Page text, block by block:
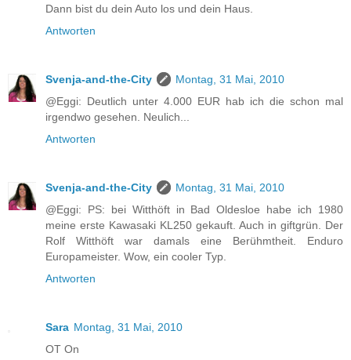
Dann bist du dein Auto los und dein Haus.
Antworten
Svenja-and-the-City
Montag, 31 Mai, 2010
@Eggi: Deutlich unter 4.000 EUR hab ich die schon mal
irgendwo gesehen. Neulich...
Antworten
Svenja-and-the-City
Montag, 31 Mai, 2010
@Eggi: PS: bei Witthöft in Bad Oldesloe habe ich 1980
meine erste Kawasaki KL250 gekauft. Auch in giftgrün. Der
Rolf Witthöft war damals eine Berühmtheit. Enduro
Europameister. Wow, ein cooler Typ.
Antworten
Sara Montag, 31 Mai, 2010
OT On